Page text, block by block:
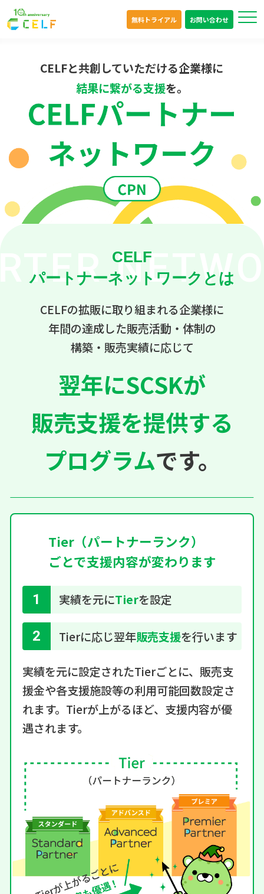
無料トライアル お問い合わせ
CELFと共創していただける企業様に
結果に繋がる支援を。
CELF
パートナーネットワークとは
CELFの拡販に取り組まれる企業様に
年間の達成した販売活動・体制の
構築・販売実績に応じて
翌年にSCSKが
販売支援を提供する
プログラムです。
Tier（パートナーランク）
ごとで支援内容が変わります
1 実績を元にTierを設定
2 Tierに応じ翌年販売支援を行います
実績を元に設定されたTierごとに、販売支
援金や各支援施設等の利用可能回数設定さ
れます。 Tierが上がるほど、支援内容が優
遇されます。